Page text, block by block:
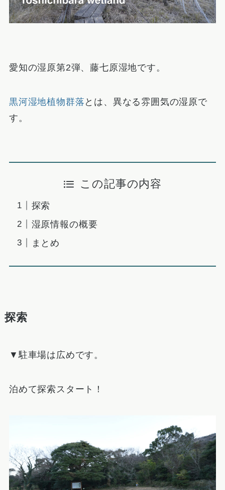
愛知の湿原第2弾、藤七原湿地です。
黒河湿地植物群落 とは、異なる雰囲気の湿原で
す。
この記事の内容
探索
湿原情報の概要
まとめ
探索
▼駐車場は広めです。
泊めて探索スタート！